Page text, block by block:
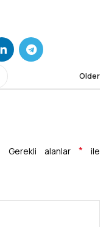
Older
Gerekli alanlar *ile